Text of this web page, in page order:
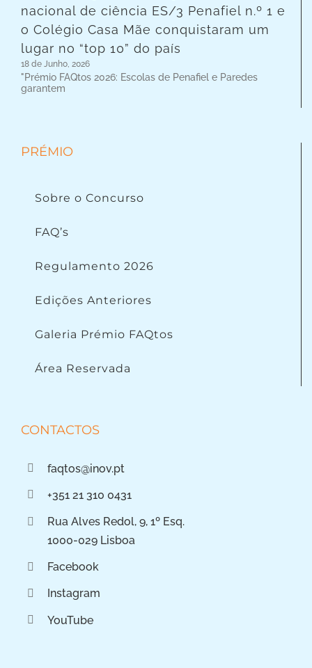
nacional de ciência ES/3 Penafiel n.º 1 e
o Colégio Casa Mãe conquistaram um
lugar no “top 10” do país
18 de Junho, 2026
"Prémio FAQtos 2026: Escolas de Penafiel e Paredes
garantem
PRÉMIO
Sobre o Concurso
FAQ’s
Regulamento 2026
Edições Anteriores
Galeria Prémio FAQtos
Área Reservada
CONTACTOS
faqtos@inov.pt
+351 21 310 0431
Rua Alves Redol, 9, 1º Esq.
1000-029 Lisboa
Facebook
Instagram
YouTube